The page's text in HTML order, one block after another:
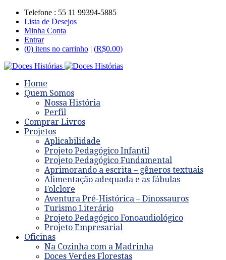
Telefone : 55 11 99394-5885
Lista de Desejos
Minha Conta
Entrar
(0) itens no carrinho | (R$0.00)
Home
Quem Somos
Nossa História
Perfil
Comprar Livros
Projetos
Aplicabilidade
Projeto Pedagógico Infantil
Projeto Pedagógico Fundamental
Aprimorando a escrita – gêneros textuais
Alimentação adequada e as fábulas
Folclore
Aventura Pré-Histórica – Dinossauros
Turismo Literário
Projeto Pedagógico Fonoaudiológico
Projeto Empresarial
Oficinas
Na Cozinha com a Madrinha
Doces Verdes Florestas